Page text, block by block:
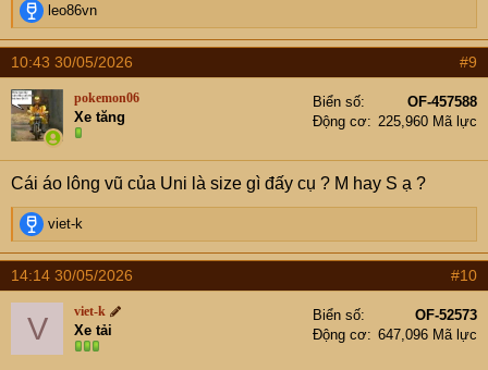
R
e
a
c
t
i
o
n
s
:
leo86vn
10:43 30/05/2026 #9
pokemon06
Xe tăng
Biển số
OF-457588
Động cơ
225,960 Mã lực
Cái áo lông vũ của Uni là size gì đấy cụ ? M hay S ạ ?
R
e
a
c
t
i
n
viet-k
14:14 30/05/2026 #10
V viet-k
Xe tải
Biển số
OF-52573
Động cơ
647,096 Mã lực